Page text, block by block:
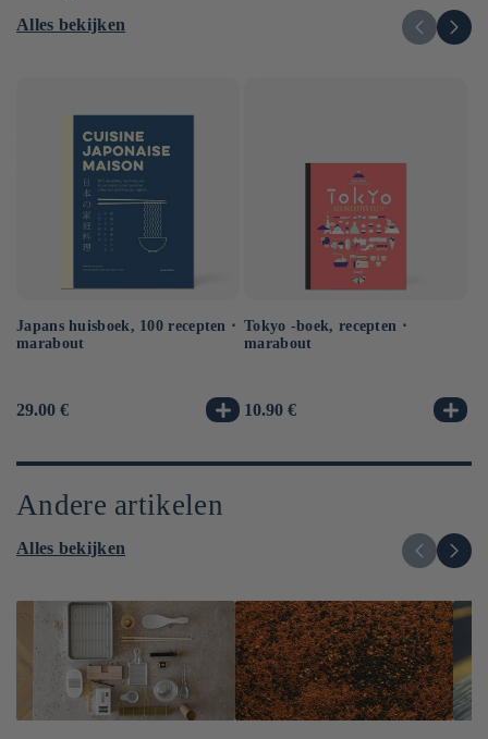
Alles bekijken
Japans huisboek, 100 recepten ⋅
marabout
Normale
29.00 €
Tokyo -boek, recepten ⋅
marabout
Normale
10.90 €
Andere artikelen
Alles bekijken